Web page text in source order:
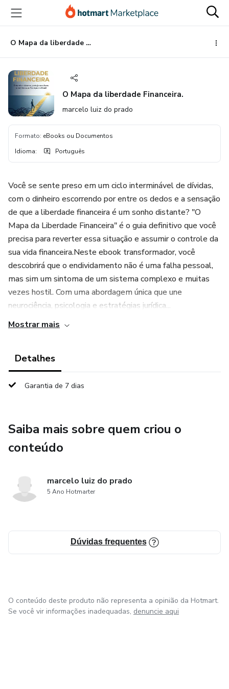
para
conteúdo
principal
para
pagamento
para
rodapé
O Mapa da liberdade Financeira.
O Mapa da liberdade Financeira.
marcelo luiz do prado
Formato: eBooks ou Documentos
Idioma: Português
Você se sente preso em um ciclo interminável de dívidas,
com o dinheiro escorrendo por entre os dedos e a sensação
de que a liberdade financeira é um sonho distante? "O
Mapa da Liberdade Financeira" é o guia definitivo que você
precisa para reverter essa situação e assumir o controle da
sua vida financeira.Neste ebook transformador, você
descobrirá que o endividamento não é uma falha pessoal,
mas sim um sintoma de um sistema complexo e muitas
vezes hostil. Com uma abordagem única que une
neurociência, psicologia e estratégias jurídica...
Mostrar mais
Detalhes
Garantia de 7 dias
Saiba mais sobre quem criou o
conteúdo
marcelo luiz do prado
5 Ano Hotmarter
Dúvidas frequentes
O conteúdo deste produto não representa a opinião da Hotmart.
Se você vir informações inadequadas, denuncie aqui